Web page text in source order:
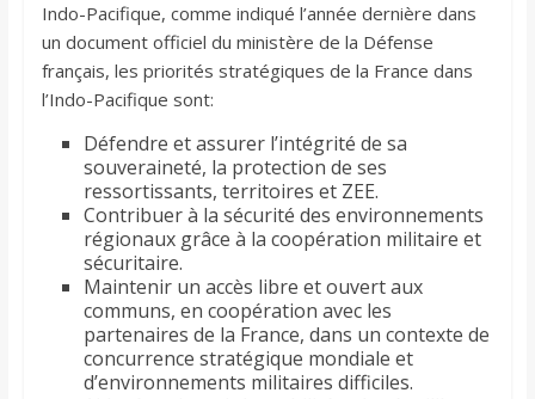
Indo-Pacifique, comme indiqué l’année dernière dans
un document officiel du ministère de la Défense
français, les priorités stratégiques de la France dans
l’Indo-Pacifique sont:
Défendre et assurer l’intégrité de sa
souveraineté, la protection de ses
ressortissants, territoires et ZEE.
Contribuer à la sécurité des environnements
régionaux grâce à la coopération militaire et
sécuritaire.
Maintenir un accès libre et ouvert aux
communs, en coopération avec les
partenaires de la France, dans un contexte de
concurrence stratégique mondiale et
d’environnements militaires difficiles.